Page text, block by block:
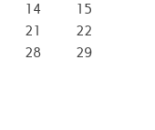
14
15
21
22
28
29